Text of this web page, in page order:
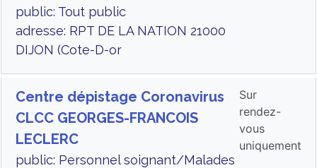
public: Tout public
adresse: RPT DE LA NATION 21000
DIJON (Cote-D-or
Centre dépistage Coronavirus
CLCC GEORGES-FRANCOIS
LECLERC
public: Personnel soignant/Malades
Sur
rendez-
vous
uniquement